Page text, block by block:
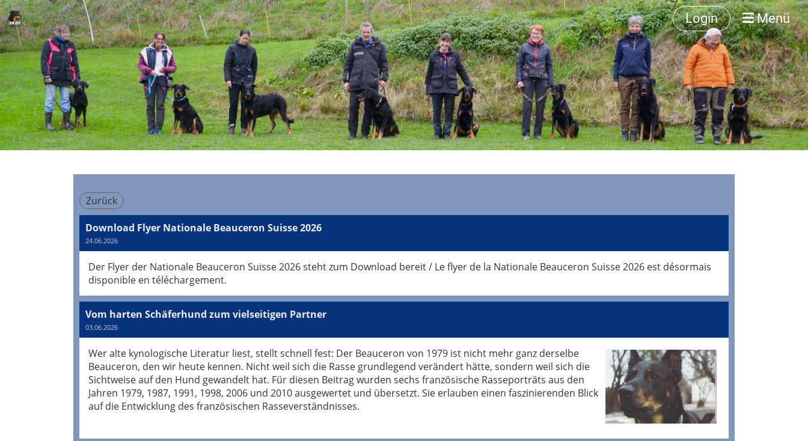
Login Menü
Zurück
Download Flyer Nationale Beauceron Suisse 2026
24.06.2026
Der Flyer der Nationale Beauceron Suisse 2026 steht zum Download bereit / Le flyer de la Nationale Beauceron Suisse 2026 est désormais
disponible en téléchargement.
Vom harten Schäferhund zum vielseitigen Partner
03.06.2026
Wer alte kynologische Literatur liest, stellt schnell fest: Der Beauceron von 1979 ist nicht mehr ganz derselbe
Beauceron, den wir heute kennen. Nicht weil sich die Rasse grundlegend verändert hätte, sondern weil sich die
Sichtweise auf den Hund gewandelt hat. Für diesen Beitrag wurden sechs französische Rasseporträts aus den
Jahren 1979, 1987, 1991, 1998, 2006 und 2010 ausgewertet und übersetzt. Sie erlauben einen faszinierenden Blick
auf die Entwicklung des französischen Rasseverständnisses.